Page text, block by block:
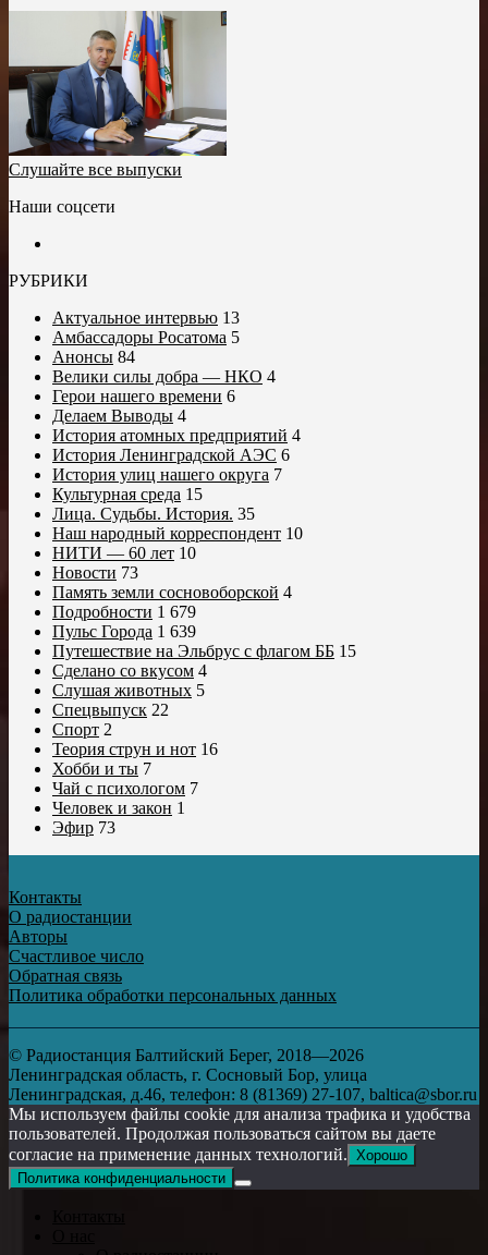
Слушайте все выпуски
Наши соцсети
РУБРИКИ
Актуальное интервью 13
Амбассадоры Росатома 5
Анонсы 84
Велики силы добра — НКО 4
Герои нашего времени 6
Делаем Выводы 4
История атомных предприятий 4
История Ленинградской АЭС 6
История улиц нашего округа 7
Культурная среда 15
Лица. Судьбы. История. 35
Наш народный корреспондент 10
НИТИ — 60 лет 10
Новости 73
Память земли сосновоборской 4
Подробности 1 679
Пульс Города 1 639
Путешествие на Эльбрус с флагом ББ 15
Сделано со вкусом 4
Слушая животных 5
Спецвыпуск 22
Спорт 2
Теория струн и нот 16
Хобби и ты 7
Чай с психологом 7
Человек и закон 1
Эфир 73
Контакты
О радиостанции
Авторы
Счастливое число
Обратная связь
Политика обработки персональных данных
© Радиостанция Балтийский Берег, 2018—2026
Ленинградская область, г. Сосновый Бор, улица
Ленинградская, д.46, телефон: 8 (81369) 27-107, baltica@sbor.ru
Мы используем файлы cookie для анализа трафика и удобства
пользователей. Продолжая пользоваться сайтом вы даете
согласие на применение данных технологий. Хорошо
Политика конфиденциальности